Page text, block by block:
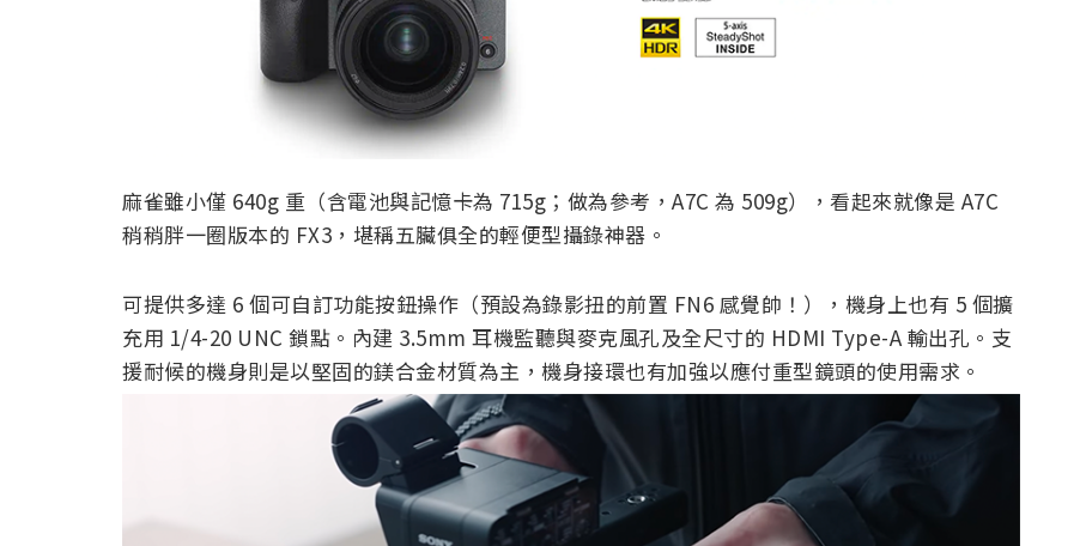
麻雀雖小僅 640g 重（含電池與記憶卡為 715g；做為參考，A7C 為 509g），看起來就像是 A7C
稍稍胖一圈版本的 FX3，堪稱五臟俱全的輕便型攝錄神器。
可提供多達 6 個可自訂功能按鈕操作（預設為錄影扭的前置 FN6 感覺帥！），機身上也有 5 個擴
充用 1/4-20 UNC 鎖點。內建 3.5mm 耳機監聽與麥克風孔及全尺寸的 HDMI Type-A 輸出孔。支
援耐候的機身則是以堅固的鎂合金材質為主，機身接環也有加強以應付重型鏡頭的使用需求。